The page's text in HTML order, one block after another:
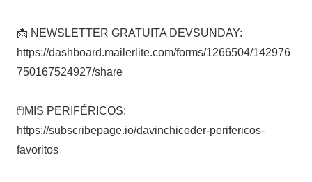
📩 NEWSLETTER GRATUITA DEVSUNDAY:
https://dashboard.mailerlite.com/forms/1266504/142976
750167524927/share
🖱️MIS PERIFÉRICOS:
https://subscribepage.io/davinchicoder-perifericos-
favoritos